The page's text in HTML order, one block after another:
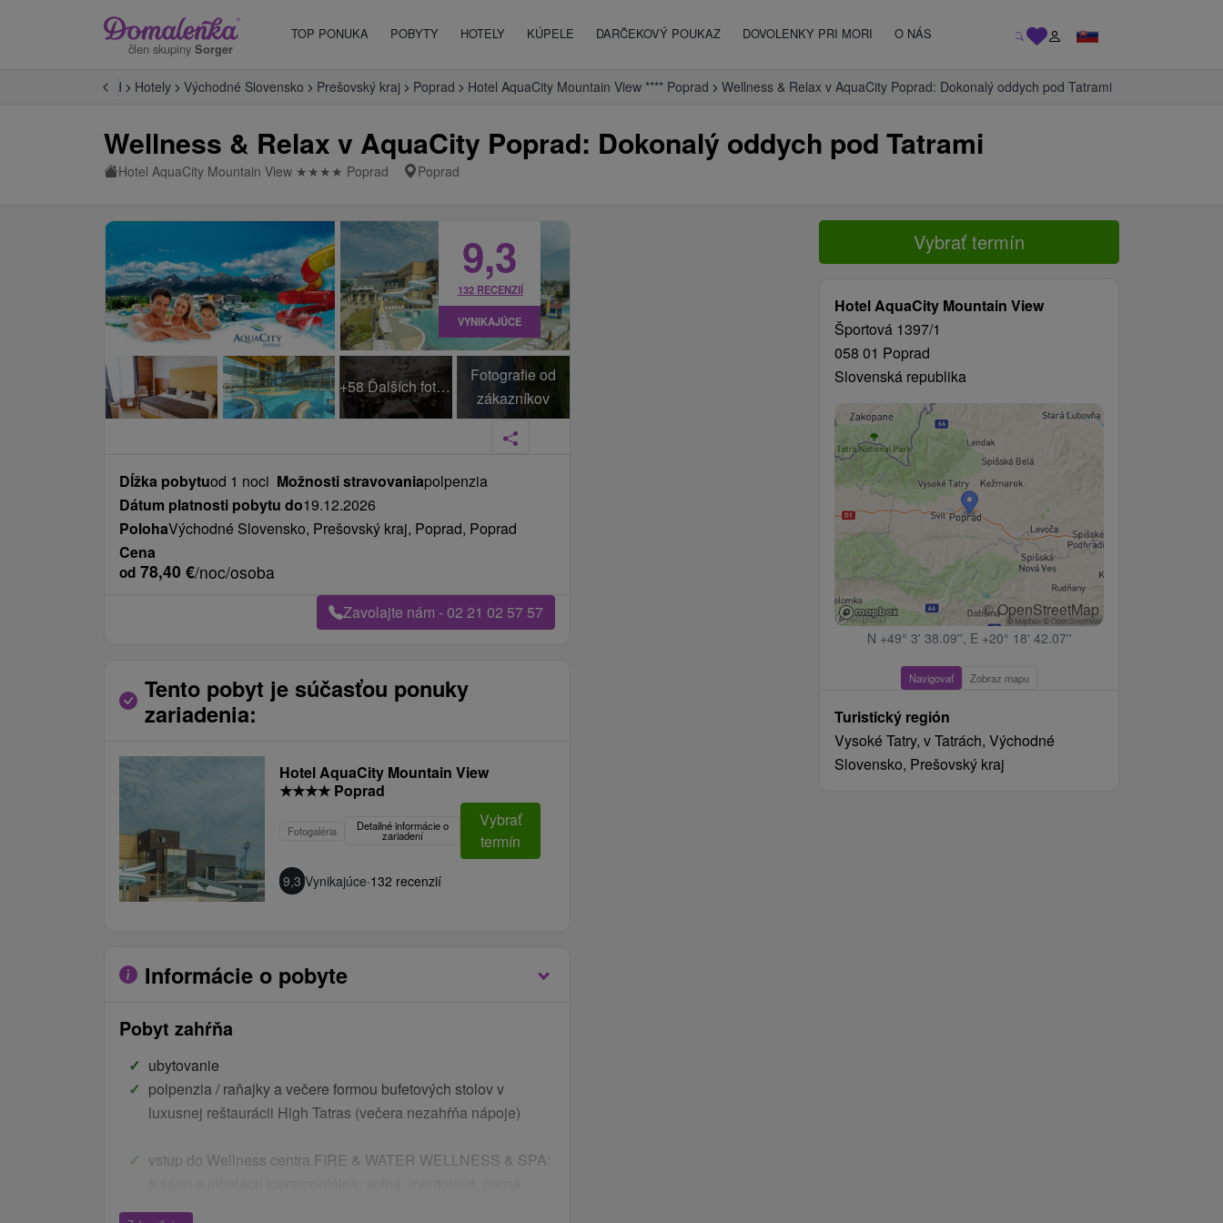
člen skupiny Sorger
TOP PONUKA POBYTY HOTELY KÚPELE DARČEKOVÝ POUKAZ DOVOLENKY PRI MORI O NÁS
Úvod Hotely Východné Slovensko Prešovský kraj Poprad Hotel AquaCity Mountain View **** Poprad Wellness & Relax v AquaCity Poprad: Dokonalý oddych pod Tatrami
Wellness & Relax v AquaCity Poprad: Dokonalý oddych pod Tatrami
Hotel AquaCity Mountain View ★ ★ ★ ★ Poprad Poprad
Vybrať termín
Hotel AquaCity Mountain View
Športová 1397/1
058 01 Poprad
Slovenská republika
© OpenStreetMap
N +49° 3' 38.09'', E +20° 18' 42.07''
Navigovať Zobraz mapu
Turistický región
Vysoké Tatry, v Tatrách, Východné
Slovensko, Prešovský kraj
+58 Ďalších fotiek
Fotografie od
zákazníkov
9,3
132 RECENZIÍ
VYNIKAJÚCE
Dĺžka pobytuod 1 noci Možnosti stravovaniapolpenzia
Dátum platnosti pobytu do19.12.2026
PolohaVýchodné Slovensko, Prešovský kraj, Poprad, Poprad
Cena
od 78,40 €/noc/osoba
Zavolajte nám - 02 21 02 57 57
Tento pobyt je súčasťou ponuky
zariadenia:
Hotel AquaCity Mountain View
★★★★ Poprad
Fotogaléria Detailné informácie o
zariadení
Vybrať
termín
9,3 Vynikajúce·132 recenzií
Informácie o pobyte
Pobyt zahŕňa
ubytovanie
polpenzia / raňajky a večere formou bufetových stolov v
luxusnej reštaurácii High Tatras (večera nezahŕňa nápoje)
vstup do Wellness centra FIRE & WATER WELLNESS & SPA:
suchá, infra sauna), relaxačný bazén s vírivkami, masážnymi